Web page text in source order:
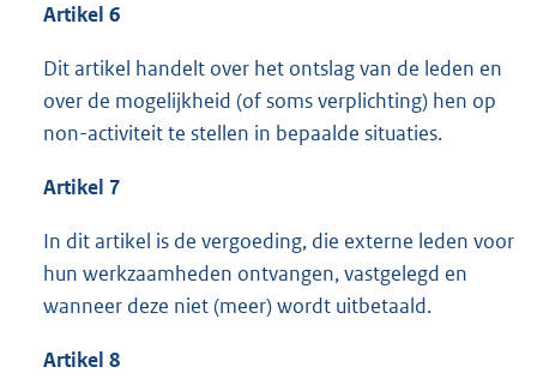
Artikel 6
Dit artikel handelt over het ontslag van de leden en
over de mogelijkheid (of soms verplichting) hen op
non-activiteit te stellen in bepaalde situaties.
Artikel 7
In dit artikel is de vergoeding, die externe leden voor
hun werkzaamheden ontvangen, vastgelegd en
wanneer deze niet (meer) wordt uitbetaald.
Artikel 8